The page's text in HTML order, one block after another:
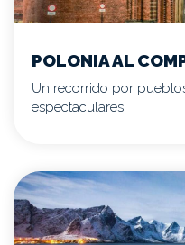
POLONIA AL
Un recorrido por
espectaculares